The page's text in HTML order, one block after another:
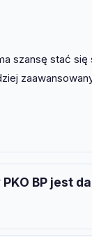
szansę stać
BP jest